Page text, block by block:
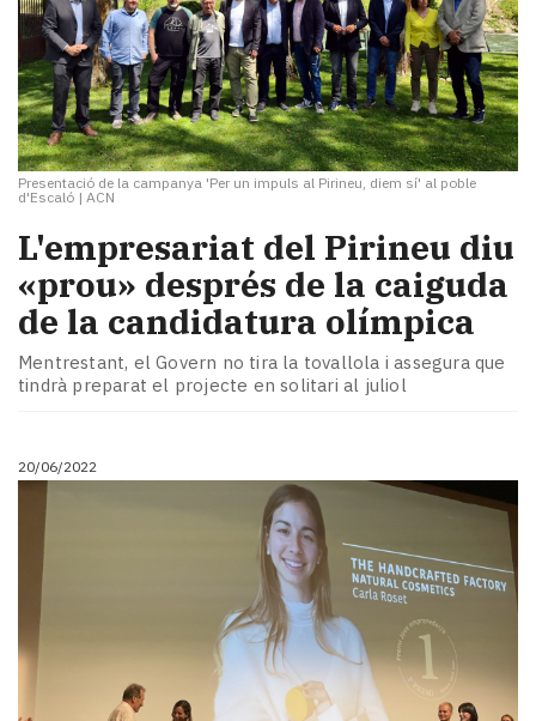
Presentació de la campanya 'Per un impuls al Pirineu, diem sí' al poble
d'Escaló | ACN
L'empresariat del Pirineu diu
«prou» després de la caiguda
de la candidatura olímpica
Mentrestant, el Govern no tira la tovallola i assegura que
tindrà preparat el projecte en solitari al juliol
20/06/2022